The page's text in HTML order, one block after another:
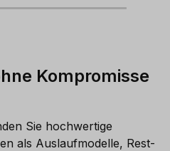
Kompromisse
Sie hochwertige
als Auslaufmodelle, Rest-